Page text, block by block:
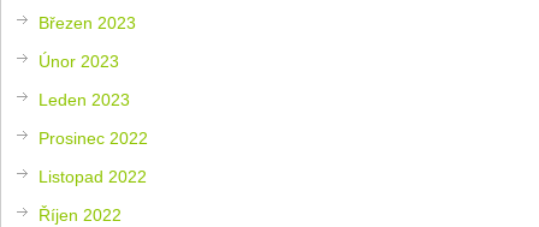
Březen 2023
Únor 2023
Leden 2023
Prosinec 2022
Listopad 2022
Říjen 2022